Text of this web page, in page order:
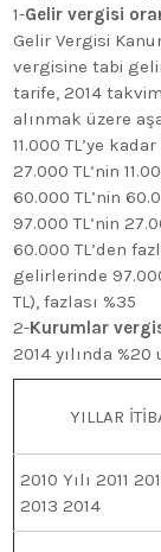
1-Gelir vergisi
Gelir Vergisi
vergisine tabi
tarife, 2014
alınmak üzere
11.000 TL’ye kadar
27.000 TL’nin
60.000 TL’nin
97.000 TL’nin
60.000 TL’den
gelirlerinde
TL), fazlası %35
2-Kurumlar
2014 yılında
YILLAR
2010 Yılı 2011
2013 2014